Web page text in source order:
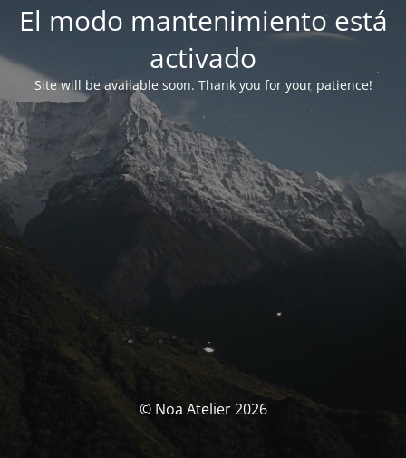
El modo mantenimiento está
activado
Site will be available soon. Thank you for your patience!
© Noa Atelier 2026